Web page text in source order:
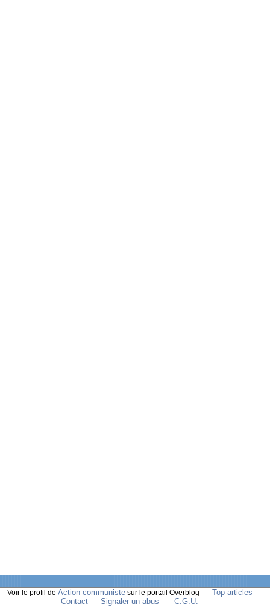
Voir le profil de Action communistesur le portail Overblog
Top articles
Contact
Signaler un abus
C.G.U.